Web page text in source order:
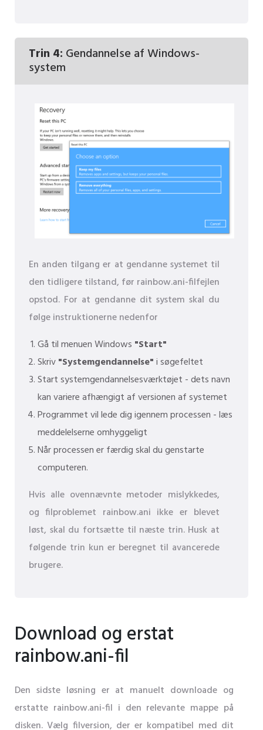
Trin 4: Gendannelse af Windows-
system
En anden tilgang er at gendanne systemet til
den tidligere tilstand, før rainbow.ani-filfejlen
opstod. For at gendanne dit system skal du
følge instruktionerne nedenfor
Gå til menuen Windows "Start"
Skriv"Systemgendannelse"i søgefeltet
Start systemgendannelsesværktøjet - dets navn
kan variere afhængigt af versionen af ​​systemet
Programmet vil lede dig igennem processen - læs
meddelelserne omhyggeligt
Når processen er færdig skal du genstarte
computeren.
Hvis alle ovennævnte metoder mislykkedes,
og filproblemet rainbow.ani ikke er blevet
løst, skal du fortsætte til næste trin. Husk at
følgende trin kun er beregnet til avancerede
brugere.
Download og erstat
rainbow.ani-fil
Den sidste løsning er at manuelt downloade og
erstatte rainbow.ani-fil i den relevante mappe på
disken. Vælg filversion, der er kompatibel med dit